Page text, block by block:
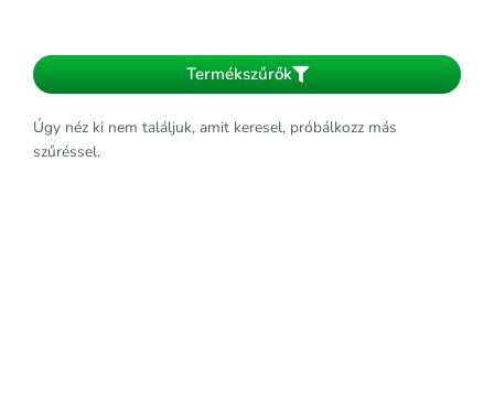
Termékszűrők
Úgy néz ki nem találjuk, amit keresel, próbálkozz más
szűréssel.